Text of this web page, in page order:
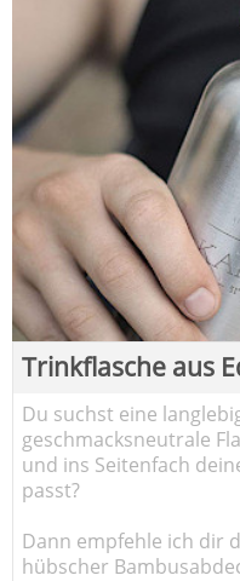
Trinkflasche aus
Du suchst eine
geschmacksneutrale
und ins Seitenfach
passt?
Dann empfehle ich dir
hübscher